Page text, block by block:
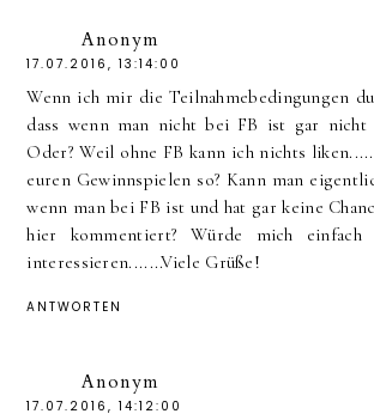
Anonym
17.07.2016, 13:14:00
Wenn ich mir die Teilnahmebedingungen
dass wenn man nicht bei FB ist gar nicht
Oder? Weil ohne FB kann ich nichts
euren Gewinnspielen so? Kann man
wenn man bei FB ist und hat gar keine
hier kommentiert? Würde mich
interessieren.......Viele Grüße!
ANTWORTEN
Anonym
17.07.2016, 14:12:00